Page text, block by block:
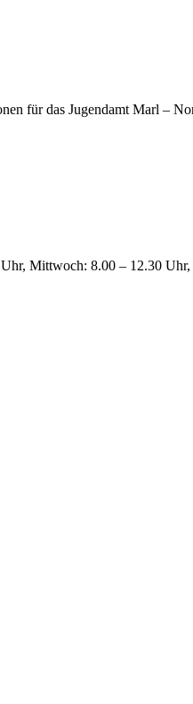
für das Jugendamt Marl –
Mittwoch: 8.00 – 12.30